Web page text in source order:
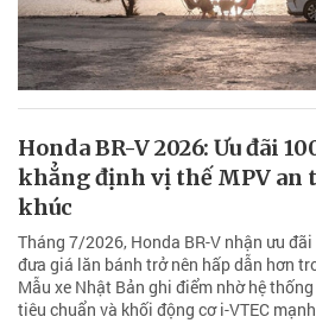
Honda BR-V 2026: Ưu đãi
khẳng định vị thế MPV an
khúc
Tháng 7/2026, Honda BR-V nhận ưu
đưa giá lăn bánh trở nên hấp dẫn hơn
Mẫu xe Nhật Bản ghi điểm nhờ hệ
tiêu chuẩn và khối động cơ i-VTEC